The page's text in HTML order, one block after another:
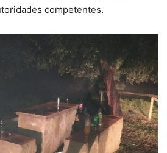
competentes.